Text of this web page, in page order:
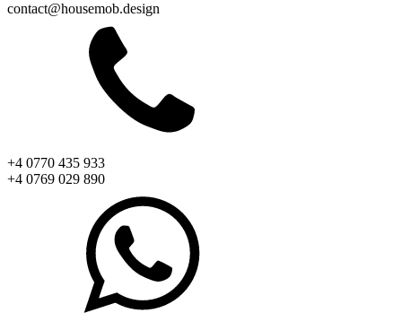
contact@housemob.design
+4 0770 435 933
+4 0769 029 890